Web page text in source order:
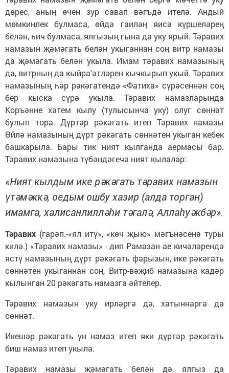
дөрес, аның өчен зур савап вәгъдә ителә. Андый
мөмкинлек булмаса, өйдә гаиләң яисә күршеләрең
белән, һич булмаса, ялгызың гына да уку ярый. Тәравих
намазын җәмәгать белән укыганнан соң витр намазы
да җәмәгать белән укыла. Имам тәравих намазының
да, витрның да кыйра'әтләрен кычкырып укый. Тәравих
намазының һәр рәкәгатендә «Фатиха» сүрәсеннән соң
бер кыска сүрә укыла. Тәравих намазларында
Коръәнне хәтем кылу (тулысынча уку) олуг сөннәт
булып тора. Дүртәр рәкәгать итеп Тәравих намазы
Өйлә намазының дүрт рәкәгать сөннәтен укыган кебек
башкарыла. Бары тик ният кылганда аермасы бар.
Тәравих намазына түбәндәгечә ният кылалар:
«Ният кылдым ике рәкәгать тәравих намазын
үтәмәккә, оедым ошбу хазир (алда торган)
имамга, халисанлилләһи тәгалә, Аллаһуәкбәр».
Тәравих (гарәп.-«ял итү», «көч җыю» мәгънәсенә туры
килә.) «Тәравих намазы» - дип Рамазан ае кичәләрендә
ястү намазының дүрт рәкәгать фарызын, ике рәкәгать
сөннәтен укыганнан соң, Витр-вәҗиб намазына кадәр
кылынган 20 рәкәгать намазга әйтелер.
Тәравих намазын уку ирләргә дә, хатыннарга да
сөннәт.
Икешәр рәкәгать ун намаз итеп яки дүртәр рәкәгать
биш намаз итеп укыла.
Tәравих намазы җәмәгать белән дә, ялгыз да